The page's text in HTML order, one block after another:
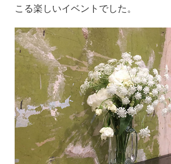
こる楽しいイベントでした。